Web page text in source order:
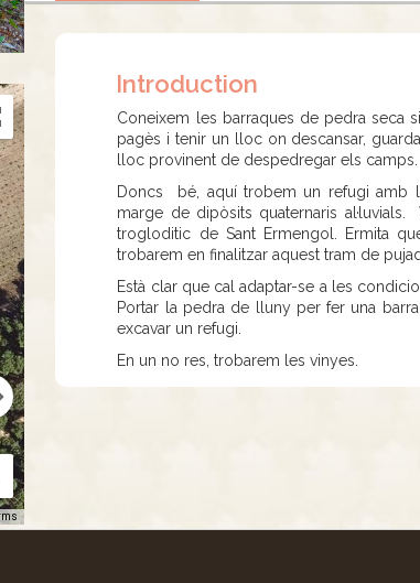
Introduction
Coneixem les barraques de pedra seca
pagès i tenir un lloc on descansar,
lloc provinent de despedregar els
Doncs bé, aquí trobem un refugi amb
marge de dipòsits quaternaris
trogloditic de Sant Ermengol. Ermita
trobarem en finalitzar aquest tram de
Està clar que cal adaptar-se a les
Portar la pedra de lluny per fer una
excavar un refugi.
En un no res, trobarem les vinyes.